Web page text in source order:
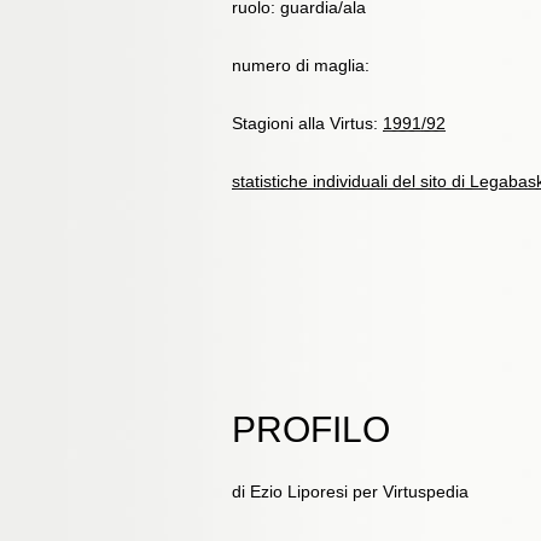
ruolo: guardia/ala
numero di maglia:
Stagioni alla Virtus: 1991/92
statistiche individuali del sito di
PROFILO
di Ezio Liporesi per Virtuspedia